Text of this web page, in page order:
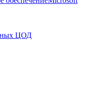
ЦОД